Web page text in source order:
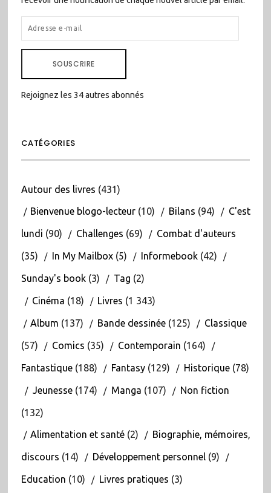
ADRESSE
E-
SOUSCRIRE
Rejoignez les 34 autres abonnés
CATÉGORIES
Autour des livres (431)
Bienvenue blogo-lecteur(10) Bilans (94) C'est
lundi (90) Challenges (69) Combat d'auteurs
(35) In My Mailbox(5) Informebook(42)
Sunday's book(3) Tag (2)
Cinéma (18) Livres (1 343)
Album (137) Bande dessinée(125) Classique
(57) Comics (35) Contemporain (164)
Fantastique(188) Fantasy(129) Historique(78)
Jeunesse(174) Manga (107) Non fiction
(132)
Alimentation et santé(2) Biographie, mémoires,
discours (14) Développement personnel(9)
Education (10) Livres pratiques (3)